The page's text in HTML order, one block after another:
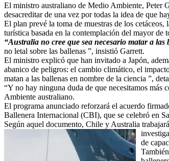
El ministro australiano de Medio Ambiente, Peter
desacreditar de una vez por todas la idea de que
El plan prevé la toma de muestras de los
turística basada en la contemplación del mayor de
“Australia no cree que sea necesario matar a las
no letal sobre las ballenas ”, insistió Garrett.
El ministro explicó que han invitado a Japón,
abanico de peligros: el cambio climático, el
matan a las ballenas en nombre de la ciencia ”,
“Y no hay ninguna duda de que necesitamos más
Ambiente australiano.
El programa anunciado reforzará el acuerdo
Ballenera Internacional (CBI), que se celebró en
Según aquel documento, Chile y Australia
de